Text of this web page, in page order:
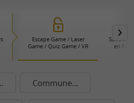
Escape Game / Laser
Game / Quiz Game / VR
Salle de
en
Commune...